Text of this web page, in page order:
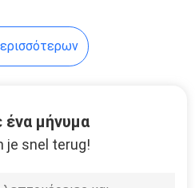
μήνυμα
je snel terug!